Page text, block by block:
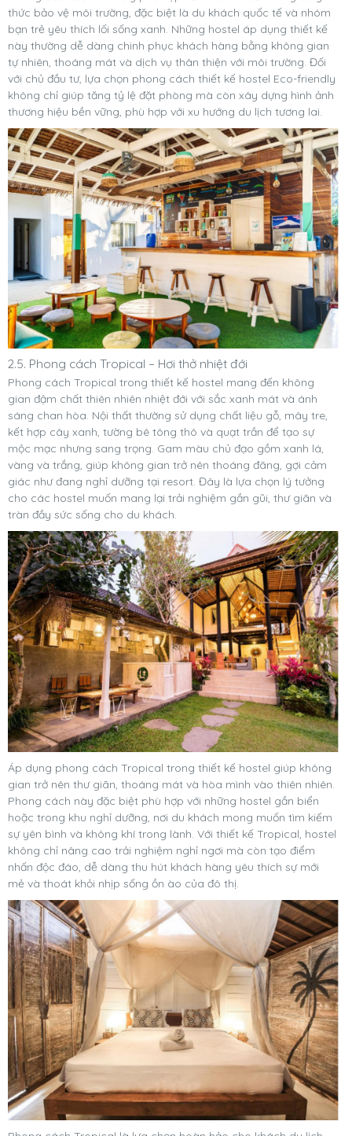
thức bảo vệ môi trường, đặc biệt là du khách quốc tế và nhóm
bạn trẻ yêu thích lối sống xanh. Những hostel áp dụng thiết kế
này thường dễ dàng chinh phục khách hàng bằng không gian
tự nhiên, thoáng mát và dịch vụ thân thiện với môi trường. Đối
với chủ đầu tư, lựa chọn phong cách thiết kế hostel Eco-friendly
không chỉ giúp tăng tỷ lệ đặt phòng mà còn xây dựng hình ảnh
thương hiệu bền vững, phù hợp với xu hướng du lịch tương lai.
2.5. Phong cách Tropical – Hơi thở nhiệt đới
Phong cách Tropical trong thiết kế hostel mang đến không
gian đậm chất thiên nhiên nhiệt đới với sắc xanh mát và ánh
sáng chan hòa. Nội thất thường sử dụng chất liệu gỗ, mây tre,
kết hợp cây xanh, tường bê tông thô và quạt trần để tạo sự
mộc mạc nhưng sang trọng. Gam màu chủ đạo gồm xanh lá,
vàng và trắng, giúp không gian trở nên thoáng đãng, gợi cảm
giác như đang nghỉ dưỡng tại resort. Đây là lựa chọn lý tưởng
cho các hostel muốn mang lại trải nghiệm gần gũi, thư giãn và
tràn đầy sức sống cho du khách.
Áp dụng phong cách Tropical trong thiết kế hostel giúp không
gian trở nên thư giãn, thoáng mát và hòa mình vào thiên nhiên.
Phong cách này đặc biệt phù hợp với những hostel gần biển
hoặc trong khu nghỉ dưỡng, nơi du khách mong muốn tìm kiếm
sự yên bình và không khí trong lành. Với thiết kế Tropical, hostel
không chỉ nâng cao trải nghiệm nghỉ ngơi mà còn tạo điểm
nhấn độc đáo, dễ dàng thu hút khách hàng yêu thích sự mới
mẻ và thoát khỏi nhịp sống ồn ào của đô thị.